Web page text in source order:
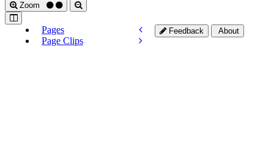
Zoom
Pages
Page Clips
Feedback About